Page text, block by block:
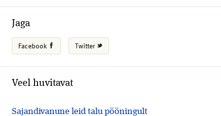
Jaga
Facebook Twitter
Veel huvitavat
Sajandivanune leid talu pööningult